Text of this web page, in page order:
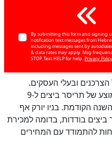
By submitting this form and signing
notification text messages from
including messages sent by
& data rates may apply. Msg
STOP. Text HELP for help. Privacy Policy
ובעלי העסקים.
בינואר 2025 התקרב המחיר הממוצע של תריסר ביצים ל-9
של כ-70% לעומת השנה הקודמת. בניו יורק אף
ביצים בודדות, בדומה למכירת
להתמודד עם המחירים
100